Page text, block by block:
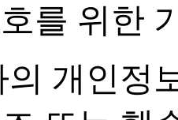
를 위한
의 개인정